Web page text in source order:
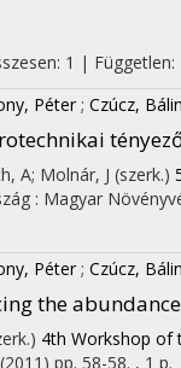
1 |
Péter ; Czúcz,
A; Molnár, J (szerk.)
: Magyar
Péter ; Czúcz,
the
4th Workshop of
(2011) pp. 58-58. , 1 p.